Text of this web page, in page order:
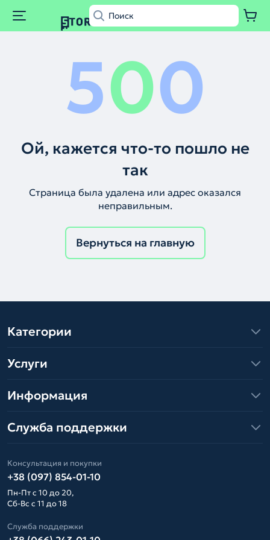
500
Ой, кажется что-то пошло не
так
Страница была удалена или адрес оказался
неправильным.
Вернуться на главную
Категории
Услуги
Информация
Служба поддержки
Консультация и покупки
+38 (097) 854-01-10
Пн-Пт с 10 до 20,
Сб-Вс с 11 до 18
Служба поддержки